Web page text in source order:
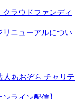
クラウドファンディ
リニューアルについ
人あおぞら チャリテ
ンライン配信】